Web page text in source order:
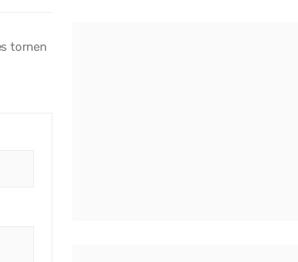
tornen